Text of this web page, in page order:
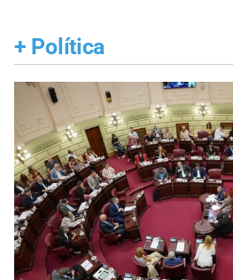
+ Política